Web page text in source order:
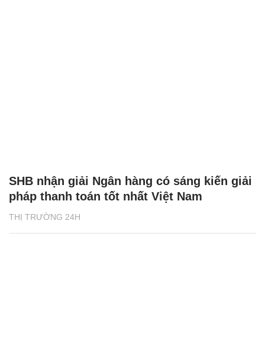
THỊ TRƯỜNG 24H
SHB nhận giải Ngân hàng có sáng kiến giải
pháp thanh toán tốt nhất Việt Nam